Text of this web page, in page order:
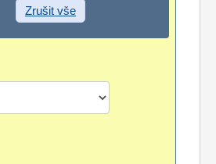
Zrušit vše